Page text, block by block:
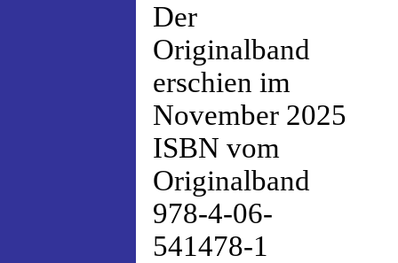
Der
Originalband
erschien im
November 2025
ISBN vom
Originalband
978-4-06-
541478-1